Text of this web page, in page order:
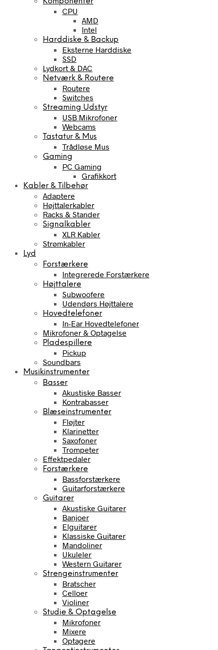
CPU
AMD
Intel
Harddiske & Backup
Eksterne Harddiske
SSD
Lydkort & DAC
Netværk & Routere
Routere
Switches
Streaming Udstyr
USB Mikrofoner
Webcams
Tastatur & Mus
Trådløse Mus
Gaming
PC Gaming
Grafikkort
Kabler & Tilbehør
Adaptere
Højttalerkabler
Racks & Stander
Signalkabler
XLR Kabler
Strømkabler
Lyd
Forstærkere
Integrerede Forstærkere
Højttalere
Subwoofere
Udendørs Højttalere
Hovedtelefoner
In-Ear Hovedtelefoner
Mikrofoner & Optagelse
Pladespillere
Pickup
Soundbars
Musikinstrumenter
Basser
Akustiske Basser
Kontrabasser
Blæseinstrumenter
Fløjter
Klarinetter
Saxofoner
Trompeter
Effektpedaler
Forstærkere
Bassforstærkere
Guitarforstærkere
Guitarer
Akustiske Guitarer
Banjoer
Elguitarer
Klassiske Guitarer
Mandoliner
Ukuleler
Western Guitarer
Strengeinstrumenter
Bratscher
Celloer
Violiner
Studie & Optagelse
Mikrofoner
Mixere
Optagere